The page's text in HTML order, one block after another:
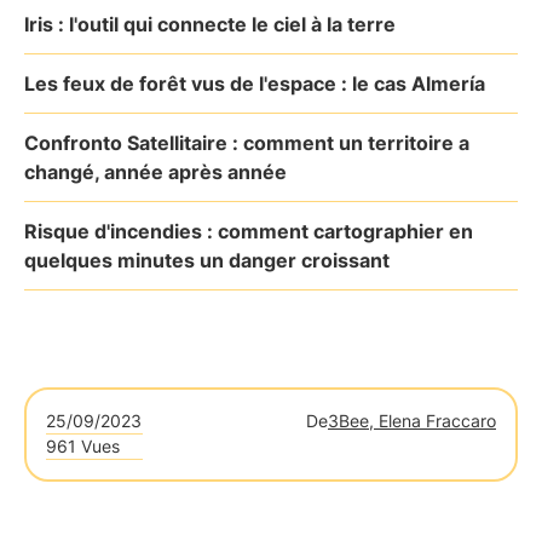
Iris : l'outil qui connecte le ciel à la terre
Les feux de forêt vus de l'espace : le cas Almería
Confronto Satellitaire : comment un territoire a
changé, année après année
Risque d'incendies : comment cartographier en
quelques minutes un danger croissant
25/09/2023 De3Bee, Elena Fraccaro
961 Vues